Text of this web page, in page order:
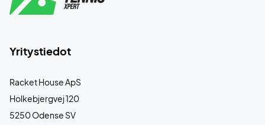
Yritystiedot
Racket House ApS
Holkebjergvej 120
5250 Odense SV